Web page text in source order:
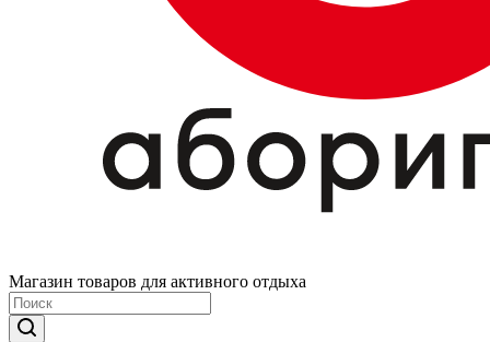
Магазин товаров для активного отдыха